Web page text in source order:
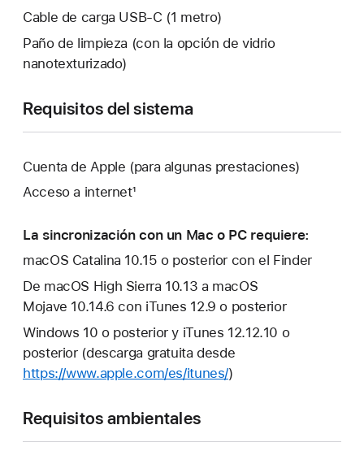
Cable de carga USB‑C (1 metro)
Paño de limpieza (con la opción de vidrio
nanotexturizado)
Requisitos del sistema
Cuenta de Apple (para algunas prestaciones)
Acceso a internet¹
La sincronización con un Mac o PC requiere:
macOS Catalina 10.15 o posterior con el Finder
De macOS High Sierra 10.13 a macOS
Mojave 10.14.6 con iTunes 12.9 o posterior
Windows 10 o posterior y iTunes 12.12.10 o
posterior (descarga gratuita desde
https://www.apple.com/es/itunes/)
Requisitos ambientales